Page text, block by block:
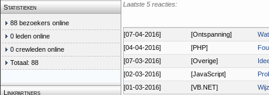
Statistieken
88 bezoekers online
0 leden online
0 crewleden online
Totaal: 88
Linkpartners
Laatste 5 reacties:
[07-04-2016] [Ontspanning]
[04-04-2016]
[PHP]
[07-03-2016]
[Overige]
[02-03-2016]
[JavaScript]
[01-03-2016]
[VB.NET]